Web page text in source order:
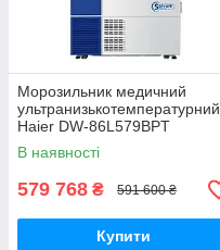
Морозильник медичний
ультранизькотемпературний
Haier DW-86L579BPT
МедГруп
В наявності
579 768 ₴ 591 600 ₴
Купити